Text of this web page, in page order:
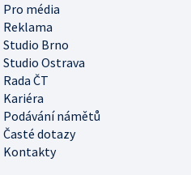
Pro média
Reklama
Studio Brno
Studio Ostrava
Rada ČT
Kariéra
Podávání námětů
Časté dotazy
Kontakty